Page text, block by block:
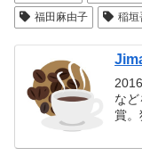
福田麻由子
稲垣
な
賞。